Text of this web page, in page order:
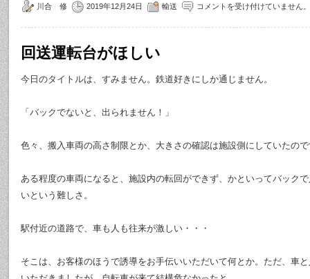
川合 修 2019年12月24日 輸送 コメントを受け付けていません。
回送運転台がほしい
今日のタイトルは、すみません。鉄道好きにしか通じません。
「バックでないと、出られません！」
色々、搬入車両の高さ制限とか、大きさの確認は施設側にしていたの
ある程度の車両になると、施設内の転回ができず、かといってバック
いという難しさ。
駅付近の道路で、車も人も往来が激しい・・・
そこは、お客様のほうで誘導をお手伝いいただいて何とか。ただ、車